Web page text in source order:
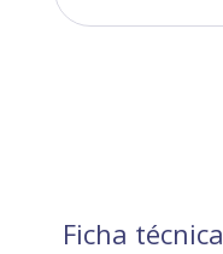
Ficha técnica